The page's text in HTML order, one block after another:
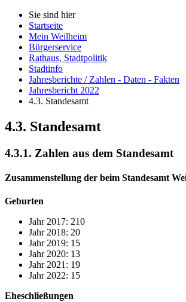
Sie sind hier
Startseite
Mein Weilheim
Bürgerservice
Rathaus, Stadtpolitik
Stadtinfo
Jahresberichte / Zahlen - Daten - Fakten
Jahresbericht 2022
4.3. Standesamt
4.3. Standesamt
4.3.1. Zahlen aus dem Standesamt
Zusammenstellung der beim Standesamt
Geburten
Jahr 2017: 210
Jahr 2018: 20
Jahr 2019: 15
Jahr 2020: 13
Jahr 2021: 19
Jahr 2022: 15
Eheschließungen